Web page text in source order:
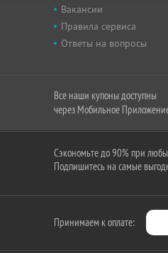
Вакансии
Правила сервиса
Ответы на вопросы
Все наши купоны доступны
через Мобильное
Сэкономьте до 90% при
Подпишитесь на самые
Принимаем к оплате: